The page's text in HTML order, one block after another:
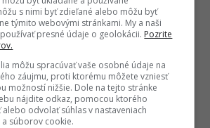
s nimi byť zdieľané alebo môžu byť
týmito webovými stránkami. My a naši
presné údaje o geolokácii. Pozrite
môžu spracúvať vaše osobné údaje na
záujmu, proti ktorému môžete vzniesť
možností nižšie. Dole na tejto stránke
nájdite odkaz, pomocou ktorého
odvolať súhlas v nastaveniach
súborov cookie.